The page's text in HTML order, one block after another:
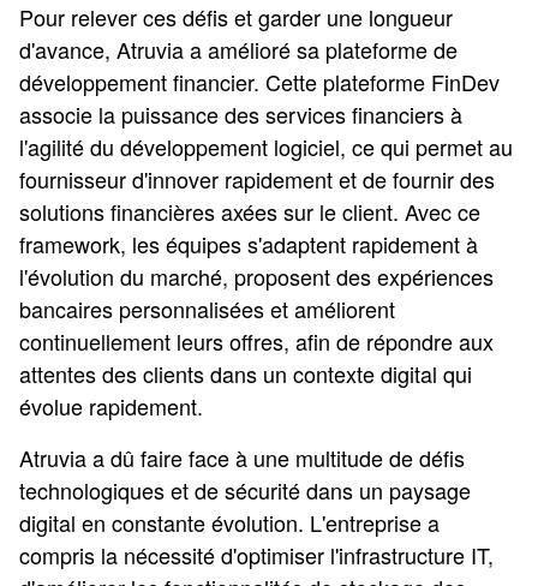
Pour relever ces défis et garder une longueur
d'avance, Atruvia a amélioré sa plateforme de
développement financier. Cette plateforme FinDev
associe la puissance des services financiers à
l'agilité du développement logiciel, ce qui permet au
fournisseur d'innover rapidement et de fournir des
solutions financières axées sur le client. Avec ce
framework, les équipes s'adaptent rapidement à
l'évolution du marché, proposent des expériences
bancaires personnalisées et améliorent
continuellement leurs offres, afin de répondre aux
attentes des clients dans un contexte digital qui
évolue rapidement.
Atruvia a dû faire face à une multitude de défis
technologiques et de sécurité dans un paysage
digital en constante évolution. L'entreprise a
compris la nécessité d'optimiser l'infrastructure IT,